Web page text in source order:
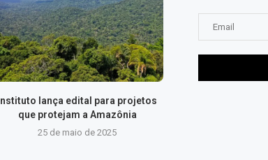
Instituto lança edital para projetos
que protejam a Amazônia
25 de maio de 2025